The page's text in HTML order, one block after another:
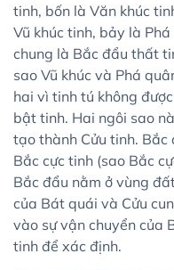
tinh, bốn là Văn khúc
Vũ khúc tinh, bảy là
chung là Bắc đẩu thất
sao Vũ khúc và Phá
hai vì tinh tú không
bật tinh. Hai ngôi sao
tạo thành Cửu tinh.
Bắc cực tinh (sao Bắc
Bắc đẩu nằm ở vùng
của Bát quái và Cửu
vào sự vận chuyển của
tinh để xác định.